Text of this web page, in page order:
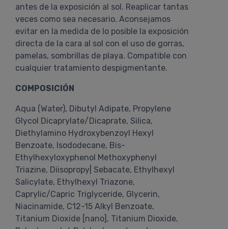
antes de la exposición al sol. Reaplicar tantas
veces como sea necesario. Aconsejamos
evitar en la medida de lo posible la exposición
directa de la cara al sol con el uso de gorras,
pamelas, sombrillas de playa. Compatible con
cualquier tratamiento despigmentante.
COMPOSICIÓN
Aqua (Water), Dibutyl Adipate, Propylene
Glycol Dicaprylate/Dicaprate, Silica,
Diethylamino Hydroxybenzoyl Hexyl
Benzoate, Isododecane, Bis-
Ethylhexyloxyphenol Methoxyphenyl
Triazine, Diisopropy| Sebacate, Ethylhexyl
Salicylate, Ethylhexyl Triazone,
Caprylic/Capric Triglyceride, Glycerin,
Niacinamide, C12-15 Alkyl Benzoate,
Titanium Dioxide [nano], Titanium Dioxide,